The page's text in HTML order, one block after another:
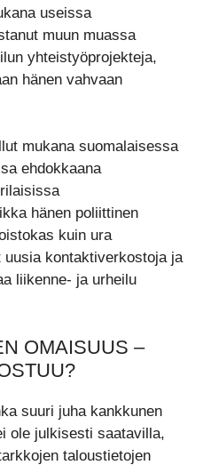
useissa
muun muassa
yhteistyöprojekteja,
hänen vahvaan
mukana suomalaisessa
ehdokkaana
hänen poliittinen
kuin ura
kontaktiverkostoja ja
liikenne- ja urheilu
OMAISUUS –
suuri juha kankkunen
ole julkisesti saatavilla,
taloustietojen